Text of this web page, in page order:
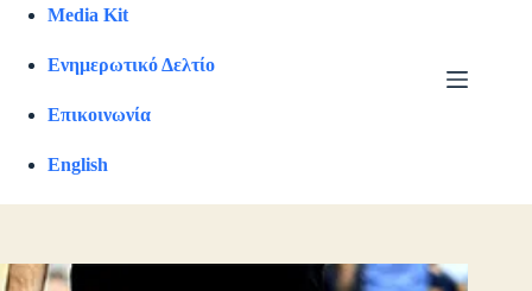
Media Kit
Ενημερωτικό Δελτίο
Επικοινωνία
English